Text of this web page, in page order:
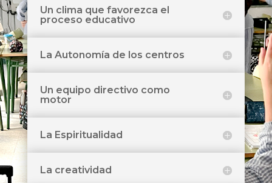
Un clima que favorezca el
proceso educativo
La Autonomía de los centros
Un equipo directivo como
motor
La Espiritualidad
La creatividad